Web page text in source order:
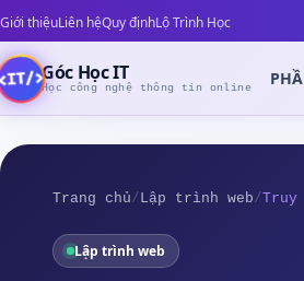
Giới thiệuLiên hệQuy địnhLộ Trình Học
Góc Học IT
Học công nghệ thông tin online
Trang chủ/ Lập trình web/
Lập trình web